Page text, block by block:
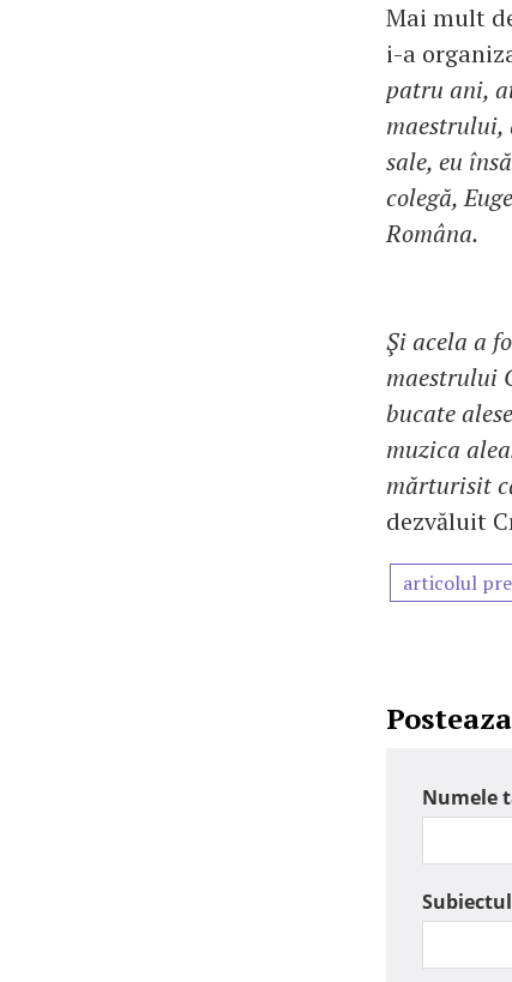
Mai mult
i-a
patru ani,
maestrului,
sale, eu
colegă,
Româna.
Şi acela a
maestrului
bucate
muzica
mărturisit
dezvăluit
articolul
Numele